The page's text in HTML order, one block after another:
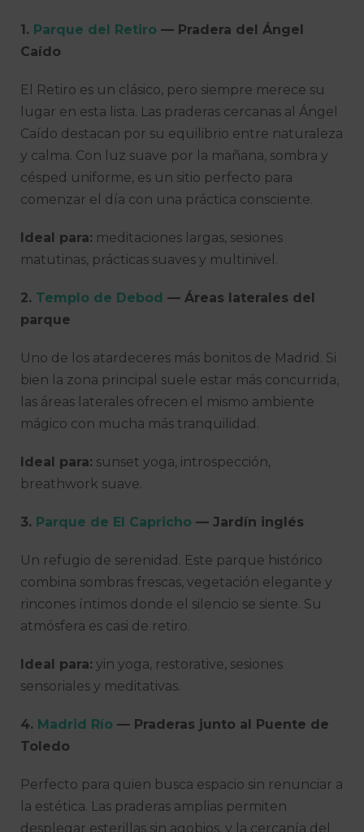
1. Parque del Retiro — Pradera del Ángel
Caído
El Retiro es un clásico, pero siempre merece su
lugar en esta lista. Las praderas cercanas al Ángel
Caído destacan por su equilibrio entre naturaleza
y calma. Con luz suave por la mañana, sombra y
césped uniforme, es un sitio perfecto para
comenzar el día con una práctica consciente.
Ideal para: meditaciones largas, sesiones
matutinas, prácticas suaves y multinivel.
2. Templo de Debod — Áreas laterales del
parque
Uno de los atardeceres más bonitos de Madrid. Si
bien la zona principal suele estar más concurrida,
las áreas laterales ofrecen el mismo ambiente
mágico con mucha más tranquilidad.
Ideal para: sunset yoga, introspección,
breathwork suave.
3. Parque de El Capricho — Jardín inglés
Un refugio de serenidad. Este parque histórico
combina sombras frescas, vegetación elegante y
rincones íntimos donde el silencio se siente. Su
atmósfera es casi de retiro.
Ideal para: yin yoga, restorative, sesiones
sensoriales y meditativas.
4. Madrid Río — Praderas junto al Puente de
Toledo
Perfecto para quien busca espacio sin renunciar a
la estética. Las praderas amplias permiten
desplegar esterillas sin agobios, y la cercanía del